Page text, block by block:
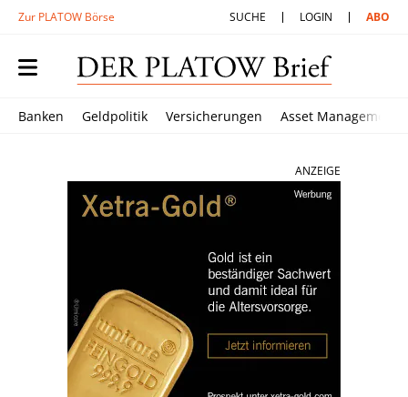
Zur PLATOW Börse SUCHE LOGIN ABO
Banken Geldpolitik Versicherungen Asset Management
ANZEIGE